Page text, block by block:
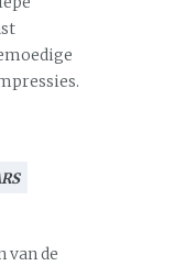
van de